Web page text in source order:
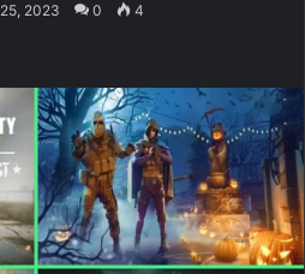
2023 0 4